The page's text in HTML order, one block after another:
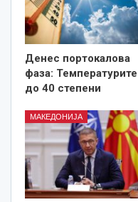
Денес портокалова
фаза: Температурите
до 40 степени
МАКЕДОНИЈА